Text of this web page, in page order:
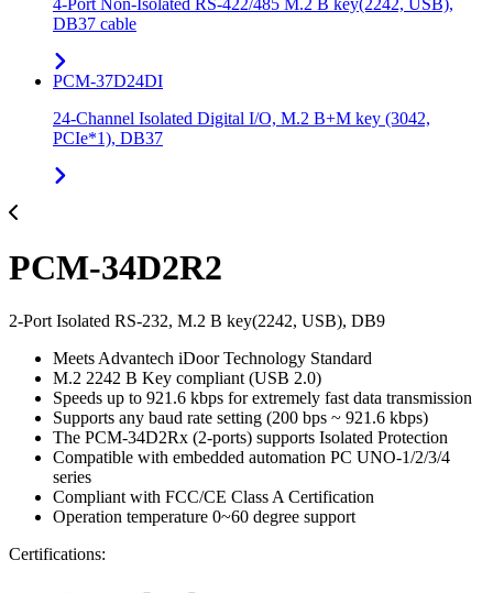
4-Port Non-Isolated RS-422/485 M.2 B key(2242, USB),
DB37 cable
PCM-37D24DI
24-Channel Isolated Digital I/O, M.2 B+M key (3042,
PCIe*1), DB37
PCM-34D2R2
2-Port Isolated RS-232, M.2 B key(2242, USB), DB9
Meets Advantech iDoor Technology Standard
M.2 2242 B Key compliant (USB 2.0)
Speeds up to 921.6 kbps for extremely fast data transmission
Supports any baud rate setting (200 bps ~ 921.6 kbps)
The PCM-34D2Rx (2-ports) supports Isolated Protection
Compatible with embedded automation PC UNO-1/2/3/4
series
Compliant with FCC/CE Class A Certification
Operation temperature 0~60 degree support
Certifications: